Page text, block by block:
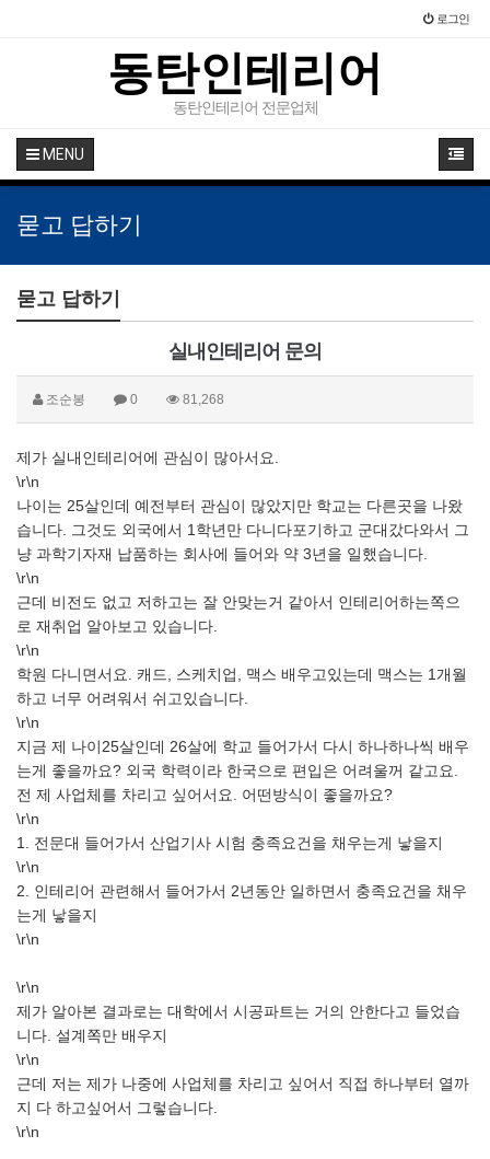
로그인
동탄인테리어
동탄인테리어 전문업체
MENU
묻고 답하기
묻고 답하기
실내인테리어 문의
조순봉 0 81,268
제가 실내인테리어에 관심이 많아서요.
\r\n
나이는 25살인데 예전부터 관심이 많았지만 학교는 다른곳을 나왔
습니다. 그것도 외국에서 1학년만 다니다포기하고 군대갔다와서 그
냥 과학기자재 납품하는 회사에 들어와 약 3년을 일했습니다.
\r\n
근데 비전도 없고 저하고는 잘 안맞는거 같아서 인테리어하는쪽으
로 재취업 알아보고 있습니다.
\r\n
학원 다니면서요. 캐드, 스케치업, 맥스 배우고있는데 맥스는 1개월
하고 너무 어려워서 쉬고있습니다.
\r\n
지금 제 나이25살인데 26살에 학교 들어가서 다시 하나하나씩 배우
는게 좋을까요? 외국 학력이라 한국으로 편입은 어려울꺼 같고요.
전 제 사업체를 차리고 싶어서요. 어떤방식이 좋을까요?
\r\n
1. 전문대 들어가서 산업기사 시험 충족요건을 채우는게 낳을지
\r\n
2. 인테리어 관련해서 들어가서 2년동안 일하면서 충족요건을 채우
는게 낳을지
\r\n
\r\n
제가 알아본 결과로는 대학에서 시공파트는 거의 안한다고 들었습
니다. 설계쪽만 배우지
\r\n
근데 저는 제가 나중에 사업체를 차리고 싶어서 직접 하나부터 열까
지 다 하고싶어서 그렇습니다.
\r\n